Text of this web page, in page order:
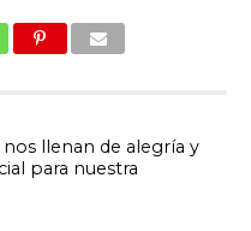
llenan de alegría y
para nuestra